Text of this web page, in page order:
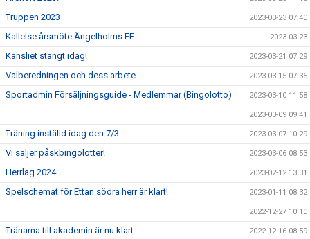
Truppen 2023 2023-03-23 07:40
Kallelse årsmöte Ängelholms FF 2023-03-23
Kansliet stängt idag! 2023-03-21 07:29
Valberedningen och dess arbete 2023-03-15 07:35
Sportadmin Försäljningsguide - Medlemmar (Bingolotto) 2023-03-10 11:58
2023-03-09 09:41
Träning inställd idag den 7/3 2023-03-07 10:29
Vi säljer påskbingolotter! 2023-03-06 08:53
Herrlag 2024 2023-02-12 13:31
Spelschemat för Ettan södra herr är klart! 2023-01-11 08:32
2022-12-27 10:10
Tränarna till akademin är nu klart 2022-12-16 08:59